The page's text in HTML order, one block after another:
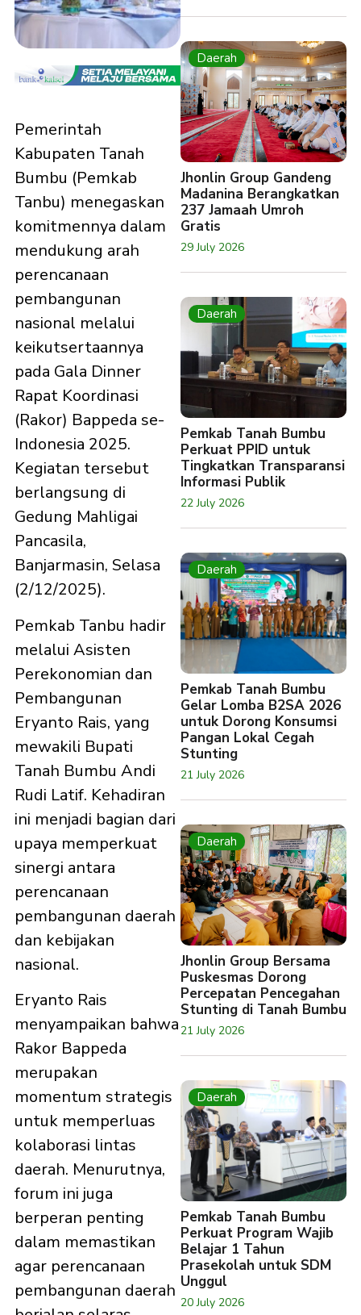
Pemerintah
Kabupaten Tanah
Bumbu (Pemkab
Tanbu) menegaskan
komitmennya dalam
mendukung arah
perencanaan
pembangunan
nasional melalui
keikutsertaannya
pada Gala Dinner
Rapat Koordinasi
(Rakor) Bappeda se-
Indonesia 2025.
Kegiatan tersebut
berlangsung di
Gedung Mahligai
Pancasila,
Banjarmasin, Selasa
(2/12/2025).
Pemkab Tanbu hadir
melalui Asisten
Perekonomian dan
Pembangunan
Eryanto Rais, yang
mewakili Bupati
Tanah Bumbu Andi
Rudi Latif. Kehadiran
ini menjadi bagian dari
upaya memperkuat
sinergi antara
perencanaan
pembangunan daerah
dan kebijakan
nasional.
Eryanto Rais
menyampaikan bahwa
Rakor Bappeda
merupakan
momentum strategis
untuk memperluas
kolaborasi lintas
daerah. Menurutnya,
forum ini juga
berperan penting
dalam memastikan
agar perencanaan
pembangunan daerah
Daerah
Jhonlin Group Gandeng
Madanina Berangkatkan
237 Jamaah Umroh
Gratis
29 July 2026
Daerah
Pemkab Tanah Bumbu
Perkuat PPID untuk
Tingkatkan Transparansi
Informasi Publik
22 July 2026
Daerah
Pemkab Tanah Bumbu
Gelar Lomba B2SA 2026
untuk Dorong Konsumsi
Pangan Lokal Cegah
Stunting
21 July 2026
Daerah
Jhonlin Group Bersama
Puskesmas Dorong
Percepatan Pencegahan
Stunting di Tanah Bumbu
21 July 2026
Daerah
Pemkab Tanah Bumbu
Perkuat Program Wajib
Belajar 1 Tahun
Prasekolah untuk SDM
Unggul
20 July 2026